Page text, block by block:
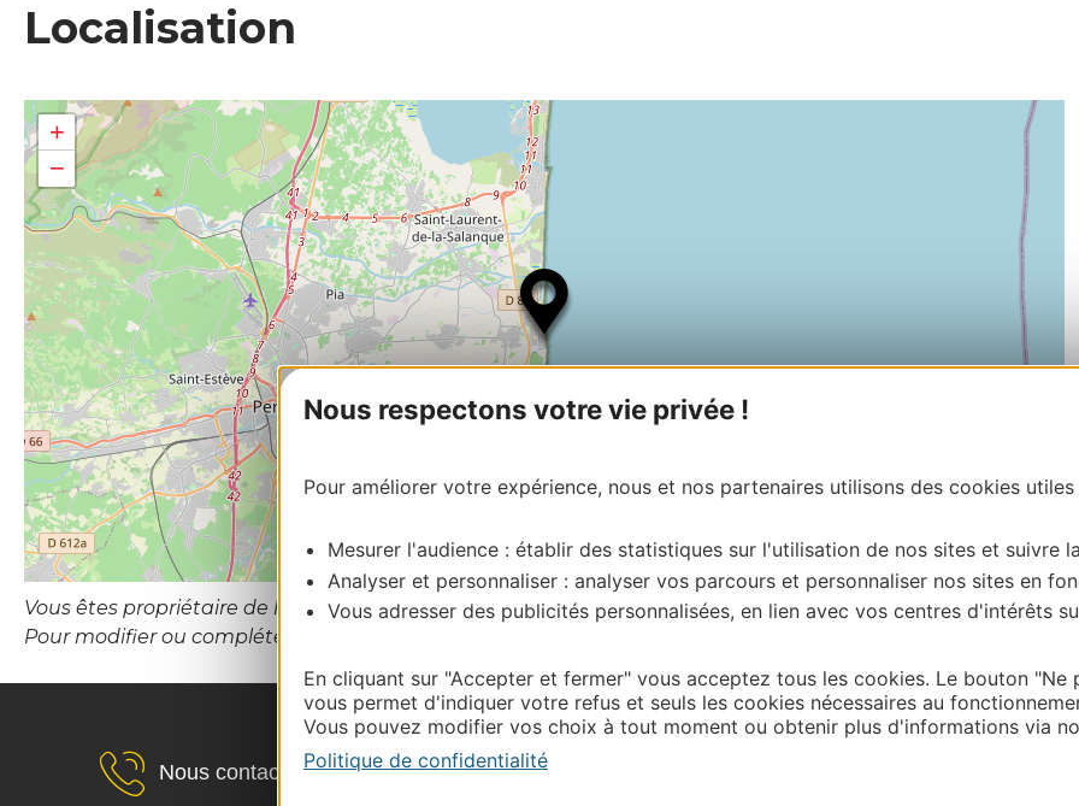
Nous respectons votre vie privée !
Pour améliorer votre expérience, nous et nos partenaires utilisons des cookies utiles
Mesurer l'audience : établir des statistiques sur l'utilisation de nos sites et suivre
Analyser et personnaliser : analyser vos parcours et personnaliser nos sites en
Vous adresser des publicités personnalisées, en lien avec vos centres d'intérêts
En cliquant sur "Accepter et fermer" vous acceptez tous les cookies. Le bouton "Ne
vous permet d'indiquer votre refus et seuls les cookies nécessaires au
Vous pouvez modifier vos choix à tout moment ou obtenir plus d'informations via
Politique de confidentialité
Localisation
+
−
Leaflet | Map data ©OpenStreetMap contributors
Vous êtes propriétaire de l’établissement ou le gestionnaire de cette activité?
Pour modifier ou compléter cette fiche, merci de contacter l’ADT des Pyrénées-Orientales
Nous contacter